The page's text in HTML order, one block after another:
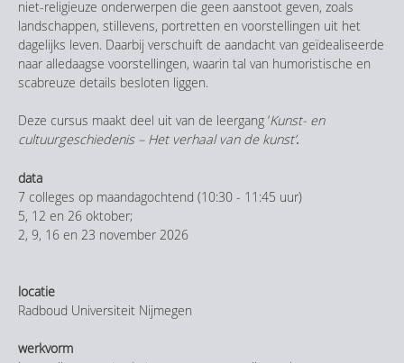
niet-religieuze onderwerpen die geen aanstoot geven, zoals
landschappen, stillevens, portretten en voorstellingen uit het
dagelijks leven. Daarbij verschuift de aandacht van geïdealiseerde
naar alledaagse voorstellingen, waarin tal van humoristische en
scabreuze details besloten liggen.
Deze cursus maakt deel uit van de leergang ‘Kunst- en
cultuurgeschiedenis – Het verhaal van de kunst’.
data
7 colleges op maandagochtend (10:30 - 11:45 uur)
5, 12 en 26 oktober;
2, 9, 16 en 23 november 2026
locatie
Radboud Universiteit Nijmegen
werkvorm